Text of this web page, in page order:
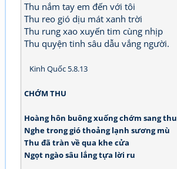
Thu nắm tay em đến với tôi
Thu reo gió dịu mát xanh trời
Thu rung xao xuyến tim cùng nhịp
Thu quyện tinh sâu dẫu vắng người.
Kinh Quốc 5.8.13
CHỚM THU
Hoàng hôn buông xuống chớm sang thu
Nghe trong gió thoảng lạnh sương mù
Thu đã tràn về qua khe cửa
Ngọt ngào sâu lắng tựa lời ru